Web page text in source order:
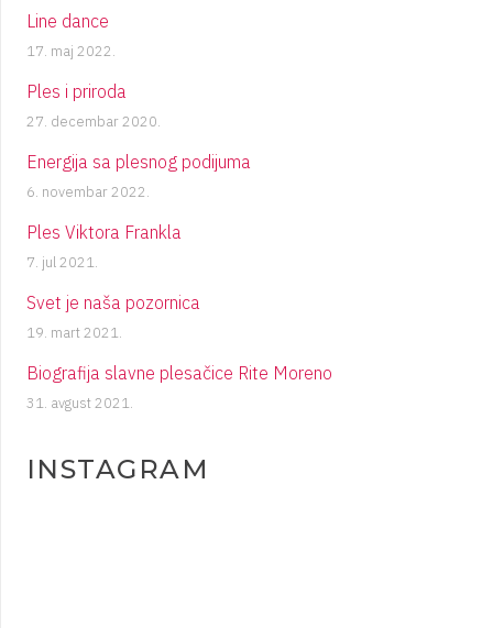
Line dance
17. maj 2022.
Ples i priroda
27. decembar 2020.
Energija sa plesnog podijuma
6. novembar 2022.
Ples Viktora Frankla
7. jul 2021.
Svet je naša pozornica
19. mart 2021.
Biografija slavne plesačice Rite Moreno
31. avgust 2021.
INSTAGRAM